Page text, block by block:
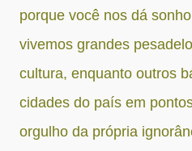
porque você nos dá
vivemos grandes
cultura, enquanto outros
cidades do país em
orgulho da própria